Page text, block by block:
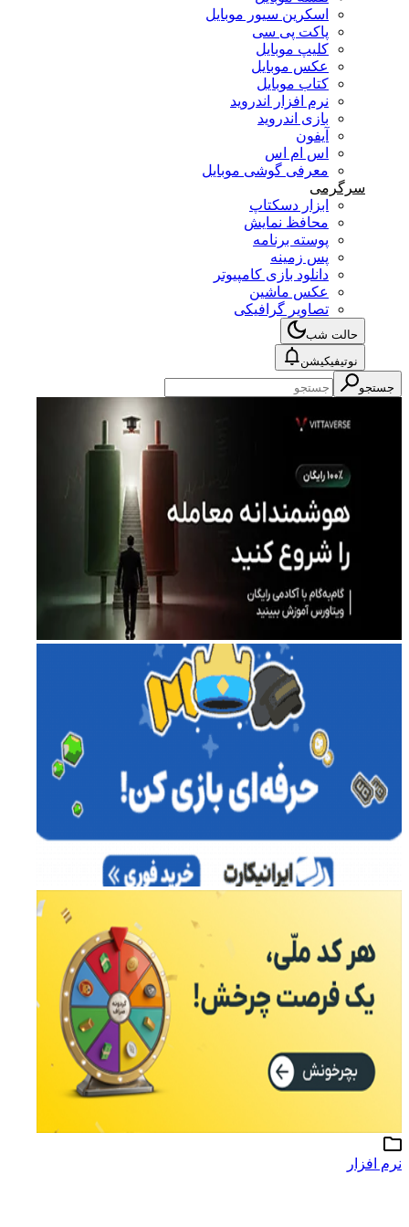
اسکرین سیور موبایل
پاکت پی سی
کلیپ موبایل
عکس موبایل
کتاب موبایل
نرم افزار اندروید
بازی اندروید
آیفون
اس ام اس
معرفی گوشی موبایل
سرگرمی
ابزار دسکتاپ
محافظ نمایش
پوسته برنامه
پس زمینه
دانلود بازی کامپیوتر
عکس ماشین
تصاویر گرافیکی
حالت شب
نوتیفیکیشن
جستجو
نرم افزار